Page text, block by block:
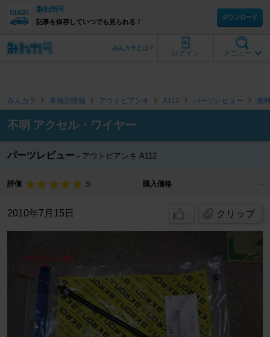
記事を保存していつでも見られる！
ダウンロード
メニュー
ログイン
みんカラとは？
みんカラ 車種別情報 アウトビアンキ A112 パーツレビュー 燃
不明 アクセル・ワイヤー
パーツレビュー アウトビアンキ A112
評価 5 購入価格 -
2010年7月15日 クリップ